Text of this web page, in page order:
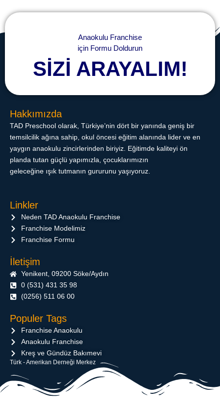
Anaokulu Franchise
için Formu Doldurun
SİZİ ARAYALIM!
Hakkımızda
TAD Preschool olarak, Türkiye’nin dört bir yanında geniş bir
temsilcilik ağına sahip, okul öncesi eğitim alanında lider ve en
yaygın anaokulu zincirlerinden biriyiz. Eğitimde kaliteyi ön
planda tutan güçlü yapımızla, çocuklarımızın
geleceğine ışık tutmanın gururunu yaşıyoruz.
Linkler
Neden TAD Anaokulu Franchise
Franchise Modelimiz
Franchise Formu
İletişim
Yenikent, 09200 Söke/Aydın
0 (531) 431 35 98
(0256) 511 06 00
Populer Tags
Franchise Anaokulu
Anaokulu Franchise
Kreş ve Gündüz Bakımevi
Türk - Amerikan Derneği Merkez